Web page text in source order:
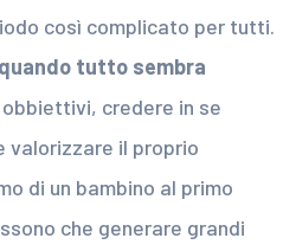
così complicato per tutti.
tutto sembra
credere in se
valorizzare il proprio
di un bambino al primo
che generare grandi